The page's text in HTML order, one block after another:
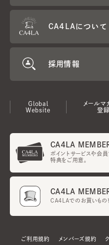
CA4LAについて
採用情報
Global
Website
メールマ
登録
CA4LA
ポイントサービスや会
特典をご用意。
CA4LA
CA4LAでのお買いもの
ご利用規約 メンバーズ規約